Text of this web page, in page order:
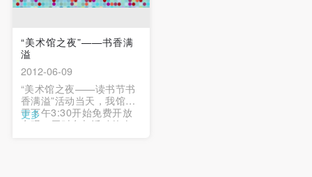
“美术馆之夜”——书香满
溢
2012-06-09
“美术馆之夜——读书节书
香满溢”活动当天，我馆将
于下午3:30开始免费开放
参观，届时参与活动的人
更多